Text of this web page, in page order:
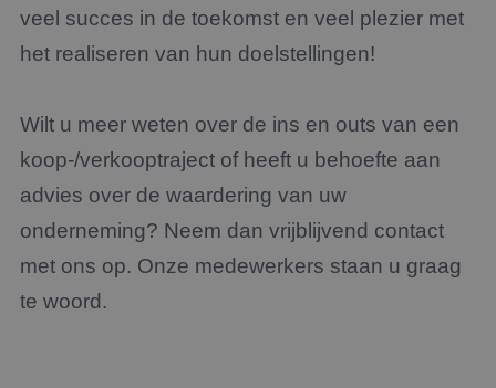
veel succes in de toekomst en veel plezier met
het realiseren van hun doelstellingen!
Wilt u meer weten over de ins en outs van een
koop-/verkooptraject of heeft u behoefte aan
advies over de waardering van uw
onderneming? Neem dan vrijblijvend contact
met ons op. Onze medewerkers staan u graag
te woord.